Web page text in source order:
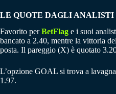
LE QUOTE DAGLI ANALISTI
Favorito perBetFlag e i suoi
bancato a 2.40, mentre la vittoria
posta. Il pareggio (X) è quotato
L’opzione GOAL si trova a
1.97.